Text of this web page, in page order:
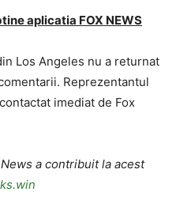
aplicatia FOX NEWS
Los Angeles nu a returnat
Reprezentantul
imediat de Fox
a contribuit la acest